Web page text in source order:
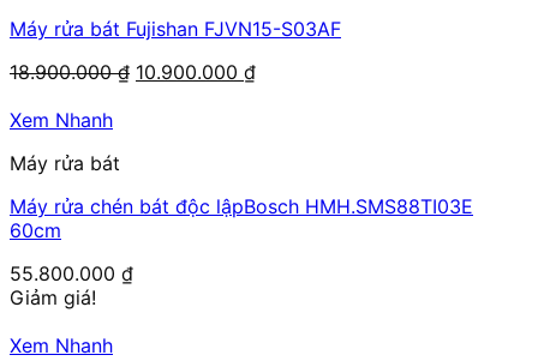
Máy rửa bát Fujishan FJVN15-S03AF
18.900.000₫ Giá
10.900.000 ₫Giá
Xem Nhanh
Máy rửa bát
Máy rửa chén bát độc lậpBosch HMH.SMS88TI03E
60cm
55.800.000 ₫
Giảm giá!
Xem Nhanh